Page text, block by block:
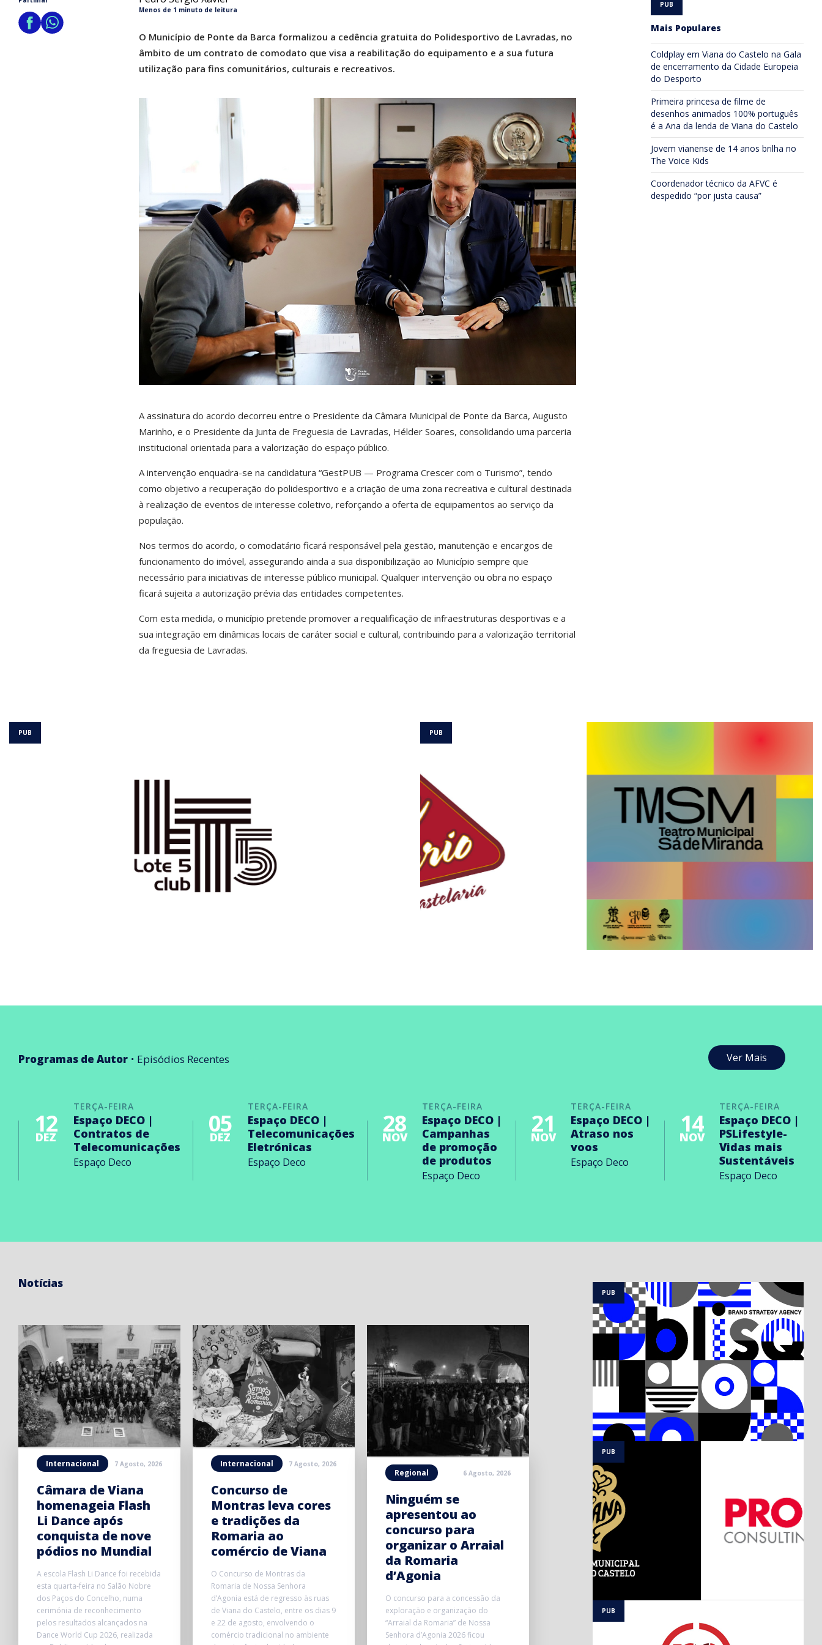
Menos de 1 minuto de leitura
O Município de Ponte da Barca formalizou a cedência gratuita do Polidesportivo de Lavradas, no
âmbito de um contrato de comodato que visa a reabilitação do equipamento e a sua futura
utilização para fins comunitários, culturais e recreativos.
A assinatura do acordo decorreu entre o Presidente da Câmara Municipal de Ponte da Barca, Augusto
Marinho, e o Presidente da Junta de Freguesia de Lavradas, Hélder Soares, consolidando uma parceria
institucional orientada para a valorização do espaço público.
A intervenção enquadra-se na candidatura “GestPUB — Programa Crescer com o Turismo”, tendo
como objetivo a recuperação do polidesportivo e a criação de uma zona recreativa e cultural destinada
à realização de eventos de interesse coletivo, reforçando a oferta de equipamentos ao serviço da
população.
Nos termos do acordo, o comodatário ficará responsável pela gestão, manutenção e encargos de
funcionamento do imóvel, assegurando ainda a sua disponibilização ao Município sempre que
necessário para iniciativas de interesse público municipal. Qualquer intervenção ou obra no espaço
ficará sujeita a autorização prévia das entidades competentes.
Com esta medida, o município pretende promover a requalificação de infraestruturas desportivas e a
sua integração em dinâmicas locais de caráter social e cultural, contribuindo para a valorização territorial
da freguesia de Lavradas.
Mais Populares
Coldplay em Viana do Castelo na Gala
de encerramento da Cidade Europeia
do Desporto
Primeira princesa de filme de
desenhos animados 100% português
é a Ana da lenda de Viana do Castelo
Jovem vianense de 14 anos brilha no
The Voice Kids
Coordenador técnico da AFVC é
despedido “por justa causa”
Programas de Autor Episódios Recentes Ver Mais
TERÇA-FEIRA
12
DEZ
Espaço DECO |
Contratos de
Telecomunicações
Espaço Deco
TERÇA-FEIRA
05
DEZ
Espaço DECO |
Telecomunicações
Eletrónicas
Espaço Deco
TERÇA-FEIRA
28
NOV
Espaço DECO |
Campanhas
de promoção
de produtos
Espaço Deco
TERÇA-FEIRA
21
NOV
Espaço DECO |
Atraso nos
voos
Espaço Deco
TERÇA-FEIRA
14
NOV
Espaço DECO |
PSLifestyle-
Vidas mais
Sustentáveis
Espaço Deco
Notícias
Internacional 7 Agosto, 2026
Câmara de Viana
homenageia Flash
Li Dance após
conquista de nove
pódios no Mundial
A escola Flash Li Dance foi recebida
esta quarta-feira no Salão Nobre
dos Paços do Concelho, numa
cerimónia de reconhecimento
pelos resultados alcançados na
Dance World Cup 2026, realizada
Internacional 7 Agosto, 2026
Concurso de
Montras leva cores
e tradições da
Romaria ao
comércio de Viana
O Concurso de Montras da
Romaria de Nossa Senhora
d’Agonia está de regresso às ruas
de Viana do Castelo, entre os dias 9
e 22 de agosto, envolvendo o
comércio tradicional no ambiente
Regional 6 Agosto, 2026
Ninguém se
apresentou ao
concurso para
organizar o Arraial
da Romaria
d’Agonia
O concurso para a concessão da
exploração e organização do
“Arraial da Romaria” de Nossa
Senhora d’Agonia 2026 ficou